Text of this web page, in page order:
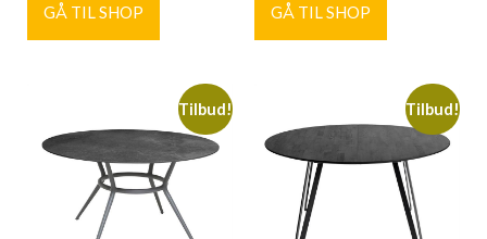
GÅ TIL SHOP GÅ TIL SHOP
Tilbud! Tilbud!